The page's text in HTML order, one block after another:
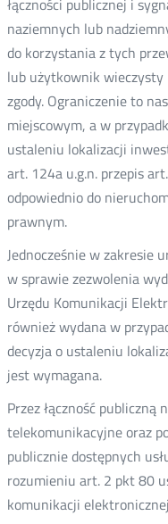
łączności publicznej i
naziemnych lub
do korzystania z tych
lub użytkownik
zgody. Ograniczenie to
miejscowym, a w
ustaleniu lokalizacji
art. 124a u.g.n. przepis
odpowiednio do
prawnym.
Jednocześnie w zakresie
w sprawie zezwolenia
Urzędu Komunikacji
również wydana w
decyzja o ustaleniu
jest wymagana.
Przez łączność publiczną
telekomunikacyjne oraz
publicznie dostępnych
rozumieniu art. 2 pkt 80
komunikacji